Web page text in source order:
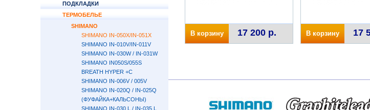
ПОДКЛАДКИ
ТЕРМОБЕЛЬЕ
SHIMANO
SHIMANO IN-050X/IN-051X
SHIMANO IN-010V/IN-011V
SHIMANO IN-030W / IN-031W
SHIMANO IN050S/055S
BREATH HYPER +C
SHIMANO IN-006V / 005V
SHIMANO IN-020Q / IN-025Q
(ФУФАЙКА+КАЛЬСОНЫ)
SHIMANO IN-030 L / IN-035 L
В корзину 17 200 р. В корзину 17